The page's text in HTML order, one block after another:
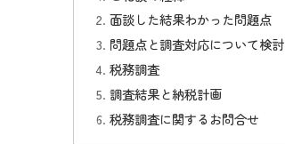
面談した結果わかった問題点
問題点と調査対応について検討
税務調査
調査結果と納税計画
税務調査に関するお問合せ